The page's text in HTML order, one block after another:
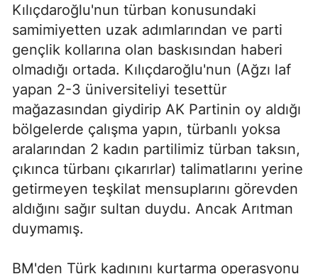
Kılıçdaroğlu'nun türban konusundaki
samimiyetten uzak adımlarından ve parti
gençlik kollarına olan baskısından haberi
olmadığı ortada. Kılıçdaroğlu'nun (Ağzı laf
yapan 2-3 üniversiteliyi tesettür
mağazasından giydirip AK Partinin oy aldığı
bölgelerde çalışma yapın, türbanlı yoksa
aralarından 2 kadın partilimiz türban taksın,
çıkınca türbanı çıkarırlar) talimatlarını yerine
getirmeyen teşkilat mensuplarını görevden
aldığını sağır sultan duydu. Ancak Arıtman
duymamış.
BM'den Türk kadınını kurtarma operasyonu